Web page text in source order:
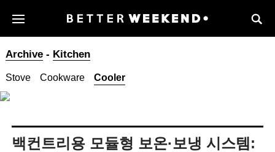
Archive- Kitchen
Stove Cookware Cooler
백컨트리용 모듈형 보온·보냉 시스템: